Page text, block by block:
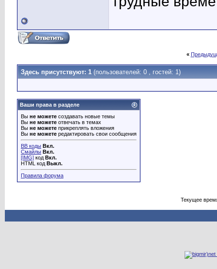
«
Здесь присутствуют: 1 (пользователей: 0 , гостей: 1)
Ваши права в разделе
Вы не можете создавать новые темы
Вы не можете отвечать в темах
Вы не можете прикреплять вложения
Вы не можете редактировать свои сообщения
BB коды Вкл.
Смайлы Вкл.
[IMG] код Вкл.
HTML код Выкл.
Правила форума
Текущее